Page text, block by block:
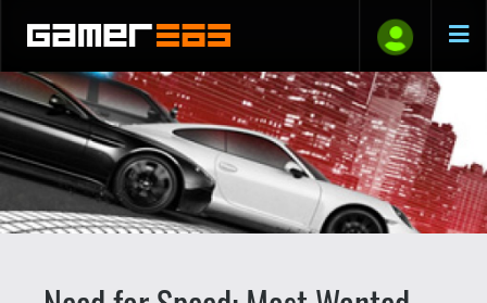
Need for Speed: Most Wanted